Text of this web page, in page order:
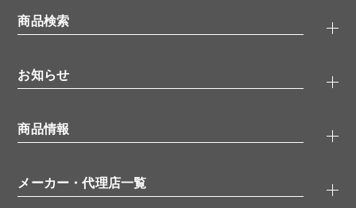
商品検索
タンパク質検索
ELISA/ELISpot検索
品番検索
お知らせ
無料サンプル
ウェビナー （オンラインセミナー）
学会・展示スケジュール
商品情報
抗体
メーカー・代理店一覧